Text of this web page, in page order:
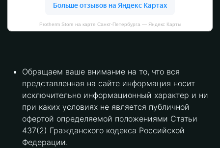
Protherm Store на карте Санкт‑Петербурга — Яндекс Карты
Обращаем ваше внимание на то, что вся
представленная на сайте информация носит
исключительно информационный характер и ни
при каких условиях не является публичной
офертой определяемой положениями Статьи
437(2) Гражданского кодекса Российской
Федерации.